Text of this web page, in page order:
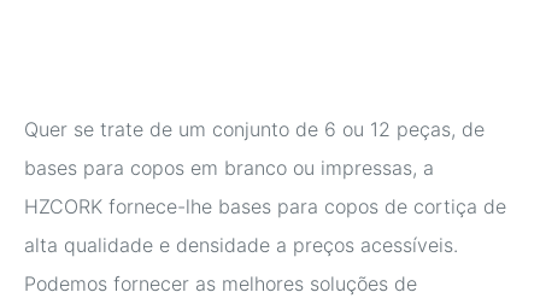
Quer se trate de um conjunto de 6 ou 12 peças, de
bases para copos em branco ou impressas, a
HZCORK fornece-lhe bases para copos de cortiça de
alta qualidade e densidade a preços acessíveis.
Podemos fornecer as melhores soluções de